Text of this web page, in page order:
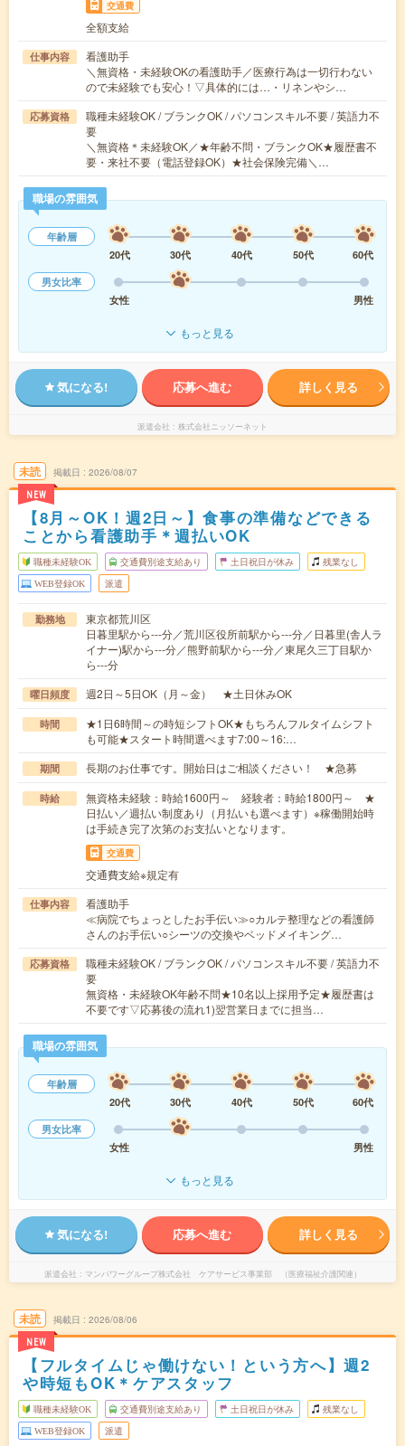
交通費
全額支給
仕事内容
看護助手
＼無資格・未経験OKの看護助手／医療行為は一切行わない
ので未経験でも安心！▽具体的には…・リネンやシ…
応募資格
職種未経験OK / ブランクOK / パソコンスキル不要 / 英語力不
要
＼無資格＊未経験OK／★年齢不問・ブランクOK★履歴書不
要・来社不要（電話登録OK）★社会保険完備＼…
職場の雰囲気
年齢層
20代
30代 40代 50代
60代
男女比率
女性
男性
もっと見る
気になる! 応募へ進む 詳しく見る
派遣会社 株式会社ニッソーネット
未読
NEW
掲載日 2026/08/07
【8月～OK！週2日～】食事の準備などできる
ことから看護助手＊週払いOK
職種未経験OK 交通費別途支給あり 土日祝日が休み 残業なし
WEB登録OK 派遣
勤務地
東京都荒川区
日暮里駅から---分／荒川区役所前駅から---分／日暮里(舎人ラ
イナー)駅から---分／熊野前駅から---分／東尾久三丁目駅か
ら---分
曜日頻度 週2日～5日OK（月～金） ★土日休みOK
時間
★1日6時間～の時短シフトOK★もちろんフルタイムシフト
も可能★スタート時間選べます7:00～16:…
期間 長期のお仕事です。開始日はご相談ください！ ★急募
時給
無資格未経験：時給1600円～ 経験者：時給1800円～ ★
日払い／週払い制度あり（月払いも選べます）※稼働開始時
は手続き完了次第のお支払いとなります。
交通費
交通費支給※規定有
仕事内容
看護助手
≪病院でちょっとしたお手伝い≫○カルテ整理などの看護師
さんのお手伝い○シーツの交換やベッドメイキング…
応募資格
職種未経験OK / ブランクOK / パソコンスキル不要 / 英語力不
要
無資格・未経験OK年齢不問★10名以上採用予定★履歴書は
不要です▽応募後の流れ1)翌営業日までに担当…
職場の雰囲気
年齢層
20代
30代 40代 50代
60代
男女比率
女性
男性
もっと見る
気になる! 応募へ進む 詳しく見る
派遣会社 マンパワーグループ株式会社 ケアサービス事業部 （医療福祉介護関連）
未読
NEW
掲載日 2026/08/06
【フルタイムじゃ働けない！という方へ】週2
や時短もOK＊ケアスタッフ
職種未経験OK 交通費別途支給あり 土日祝日が休み 残業なし
WEB登録OK 派遣